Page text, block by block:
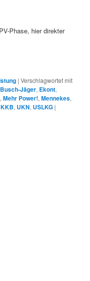
Phase, hier direkter
|Verschlagwortet mit
Busch-Jäger, Ekont,
,Mehr Power!,Mennekes,
, UKN, USLKG |